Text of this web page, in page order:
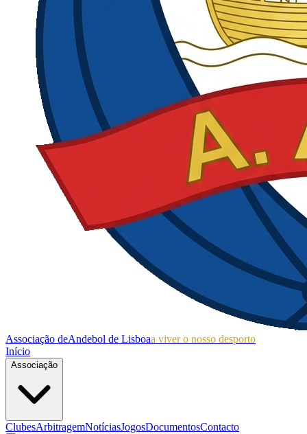
Associação deAndebol de Lisboaa viver o nosso desporto
Início
Associação
ClubesArbitragemNotíciasJogosDocumentosContacto